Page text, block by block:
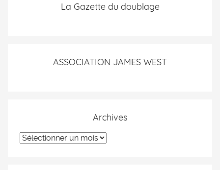
La Gazette du doublage
ASSOCIATION JAMES WEST
Archives